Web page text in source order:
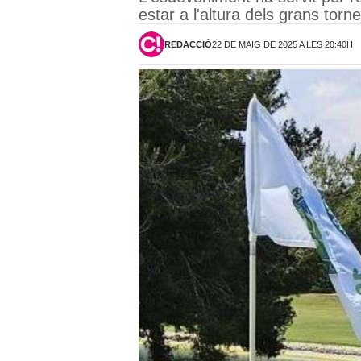
estar a l'altura dels grans
REDACCIÓ22 DE MAIG DE 2025 A LES 20:40H